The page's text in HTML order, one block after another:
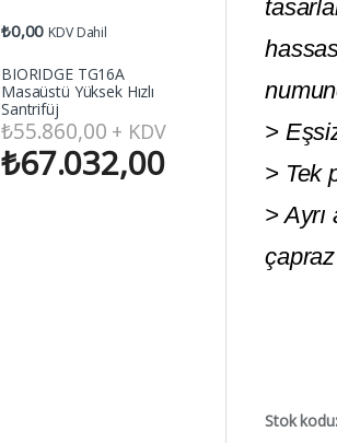
>
> Tek
>
Stok kodu:
₺0,00 KDV Dahil
BIORIDGE TG16A
Masaüstü Yüksek Hızlı
Santrifüj
₺55.860,00 + KDV
₺67.032,00